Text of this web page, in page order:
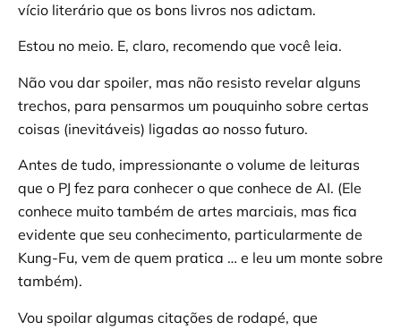
vício literário que os bons livros nos adictam.
Estou no meio. E, claro, recomendo que você leia.
Não vou dar spoiler, mas não resisto revelar alguns
trechos, para pensarmos um pouquinho sobre certas
coisas (inevitáveis) ligadas ao nosso futuro.
Antes de tudo, impressionante o volume de leituras
que o PJ fez para conhecer o que conhece de AI. (Ele
conhece muito também de artes marciais, mas fica
evidente que seu conhecimento, particularmente de
Kung-Fu, vem de quem pratica … e leu um monte sobre
também).
Vou spoilar algumas citações de rodapé, que